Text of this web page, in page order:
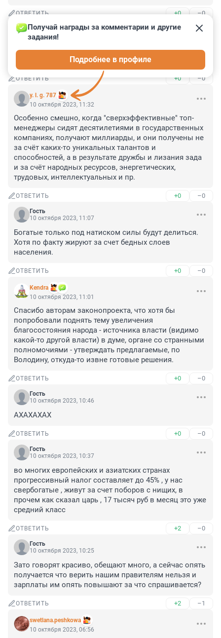
ОТВЕТИТЬ +0 –0
Гость
10 октября 2023, 11:36
Правительство отказалась... И попросила построить
платные для населения дороги. ;)
ОТВЕТИТЬ +0 –0
y. l. g. 787
Получай награды за комментарии и другие
задания!
Подробнее в профиле
10 октября 2023, 11:32
Особенно смешно, когда "сверхэффективные" топ-
менеджеры сидят десятилетиями в государственных
компаниях, получают миллиарды, и они получены не
за счёт каких-то уникальных талантов и
способностей, а в результате дружбы и лизания зада
и за счёт народных ресурсов, энергетических,
трудовых, интеллектуальных и пр.
ОТВЕТИТЬ +0 –0
Гость
10 октября 2023, 11:07
Богатые только под натиском силы будут делиться.
Хотя по факту жируют за счет бедных слоев
населения.
ОТВЕТИТЬ +0 –0
Kendra
10 октября 2023, 11:01
Спасибо авторам законопроекта, что хотя бы
попробовали поднять тему увеличения
благосостояния народа - источника власти (видимо
какой-то другой власти) в думе, органе со странными
полномочиями - утверждать предлагаемые, по
Володину, откуда-то извне готовые решения.
ОТВЕТИТЬ +0 –0
Гость
10 октября 2023, 10:46
АХАХАХАХ
ОТВЕТИТЬ +0 –0
Гость
10 октября 2023, 10:37
во многих европейских и азиатских странах
прогрессивный налог составляет до 45% , у нас
свербогатые , живут за счет поборов с нищих, в
прочем как сказал царь , 17 тысяч руб в месяц это уже
средний класс
ОТВЕТИТЬ +2 –0
Гость
10 октября 2023, 10:25
Зато говорят красиво, обещают много, а сейчас опять
получается что верить нашим правителям нельзя и
зарплаты им опять повышают за что спрашивается?
ОТВЕТИТЬ +2 –1
swetlana.peshkowa
10 октября 2023, 06:56